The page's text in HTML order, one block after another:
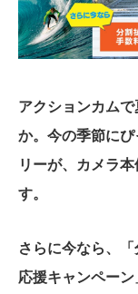
アクションカム
か。今の季節に
リーが、カメラ
す。
さらに今なら、
応援キャンペー